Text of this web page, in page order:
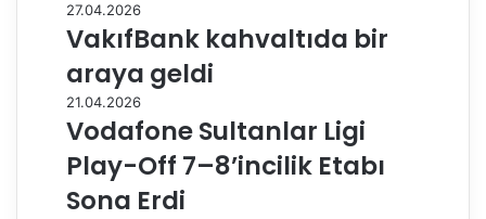
27.04.2026
VakıfBank kahvaltıda bir
araya geldi
21.04.2026
Vodafone Sultanlar Ligi
Play-Off 7–8’incilik Etabı
Sona Erdi